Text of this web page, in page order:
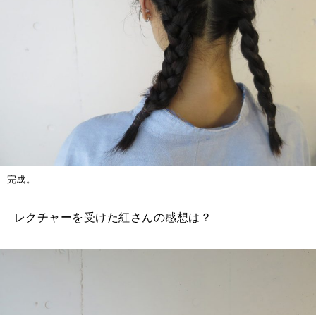
完成。
レクチャーを受けた紅さんの感想は？